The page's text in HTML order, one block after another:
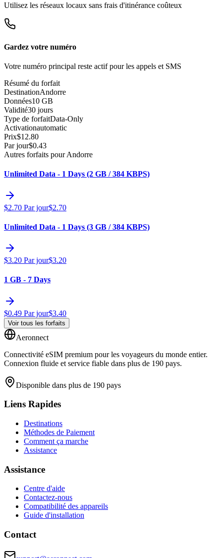
Utilisez les réseaux locaux sans frais d'itinérance coûteux
Gardez votre numéro
Votre numéro principal reste actif pour les appels et SMS
Résumé du forfait
DestinationAndorre
Données10 GB
Validité30 jours
Type de forfaitData-Only
Activationautomatic
Prix$12.80
Par jour$0.43
Autres forfaits pour Andorre
Unlimited Data - 1 Days (2 GB / 384 KBPS)
$2.70 Par jour$2.70
Unlimited Data - 1 Days (3 GB / 384 KBPS)
$3.20 Par jour$3.20
1 GB - 7 Days
$0.49 Par jour$3.40
Voir tous les forfaits
Aeronnect
Connectivité eSIM premium pour les voyageurs du monde entier.
Connexion fluide et service fiable dans plus de 190 pays.
Disponible dans plus de 190 pays
Liens Rapides
Destinations
Méthodes de Paiement
Comment ça marche
Assistance
Assistance
Centre d'aide
Contactez-nous
Compatibilité des appareils
Guide d'installation
Contact